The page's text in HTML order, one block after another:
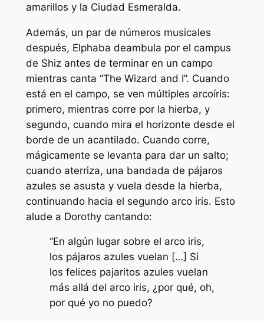
amarillos y la Ciudad Esmeralda.
Además, un par de números musicales
después, Elphaba deambula por el campus
de Shiz antes de terminar en un campo
mientras canta “The Wizard and I”. Cuando
está en el campo, se ven múltiples arcoíris:
primero, mientras corre por la hierba, y
segundo, cuando mira el horizonte desde el
borde de un acantilado. Cuando corre,
mágicamente se levanta para dar un salto;
cuando aterriza, una bandada de pájaros
azules se asusta y vuela desde la hierba,
continuando hacia el segundo arco iris. Esto
alude a Dorothy cantando:
“En algún lugar sobre el arco iris,
los pájaros azules vuelan […] Si
los felices pajaritos azules vuelan
más allá del arco iris, ¿por qué, oh,
por qué yo no puedo?